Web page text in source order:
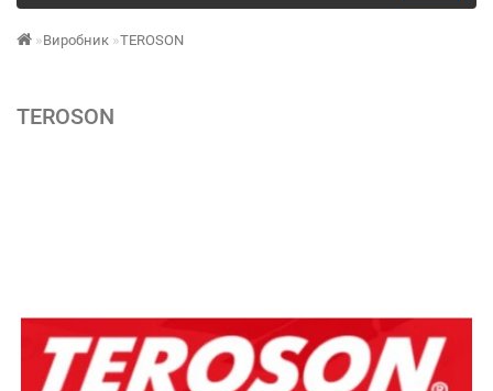
Виробник TEROSON
TEROSON